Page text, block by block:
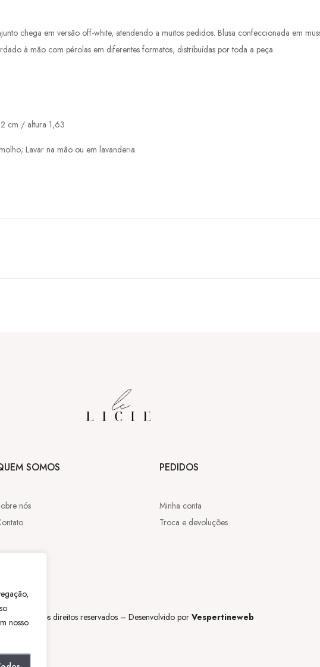
nosso
chega em versão off-white, atendendo a muitos pedidos. Blusa confeccionada em
à mão com pérolas em diferentes formatos, distribuídas por toda a peça.
cm / altura 1,63
Lavar na mão ou em lavanderia.
SOMOS
nós
PEDIDOS
Minha conta
Troca e devoluções
– Todos os direitos reservados – Desenvolvido por Vespertineweb